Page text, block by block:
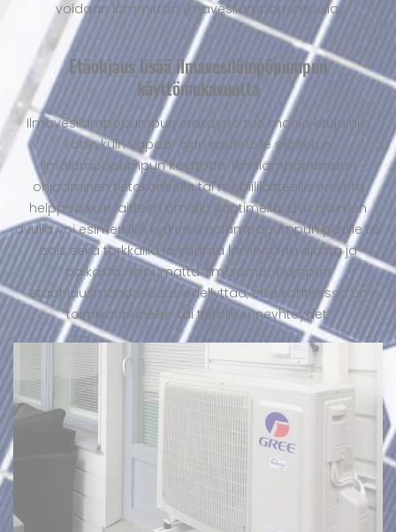
voidaan lämmittää ilmavesilämpöpumpulla.
Etäohjaus lisää ilmavesilämpöpumpun
käyttömukavuutta
Ilmavesilämpöpumpun etäkäyttö tuo monia etuja niin
kotiin kuin vapaa-ajan asunnolle sijoitetun
ilmalämpöpumpun käyttöön. Ilmalämpöpumpun
ohjaaminen tietokoneella tai mobiililaitteella on yhtä
helppoa kuin laitteen omalla säätimellä. Etäohjaimen
avulla voi esimerkiksi kytkeä ilmalämpöpumpun päälle tai
pois sekä tarkkailla ja säätää lämpötilaa ajasta ja
paikasta riippumatta. Ilmalämpöpumpun
etäohjausmahdollisuus edellyttää, että kohteessa on
toimivat puhelin- tai tietoliikenneyhteydet.